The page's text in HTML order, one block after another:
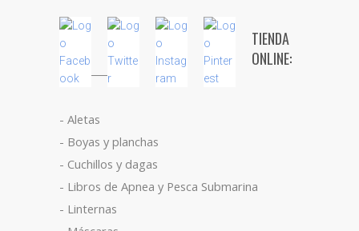
TIENDA
ONLINE:
- Aletas
- Boyas y planchas
- Cuchillos y dagas
- Libros de Apnea y Pesca Submarina
- Linternas